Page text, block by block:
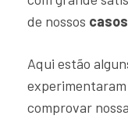
de nossos
Aqui estão
comprovar